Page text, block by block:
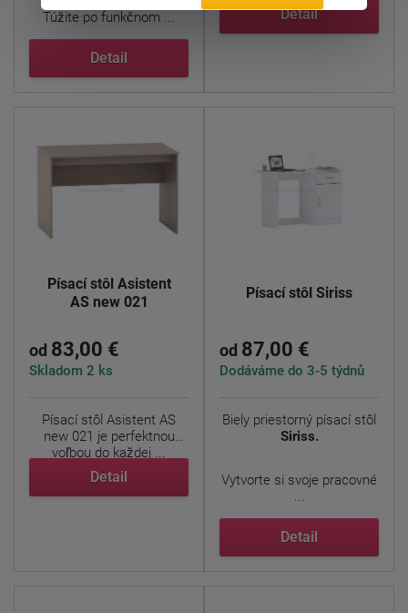
Túžite po funkčnom ...
Detail
Detail
Písací stôl Asistent
AS new 021
od 83,00 €
Skladom 2 ks
Písací stôl Asistent AS
new 021 je perfektnou
voľbou do každej ...
Detail
Písací stôl Siriss
od 87,00 €
Dodáváme do 3-5 týdnů
Biely priestorný písací stôl
Siriss.
Vytvorte si svoje pracovné
...
Detail